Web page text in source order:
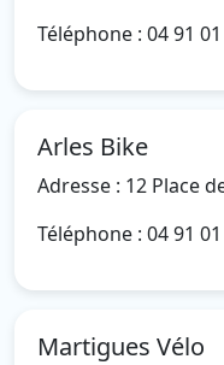
Téléphone : 04 91
Arles Bike
Adresse : 12 Place
Téléphone : 04 91
Martigues Vélo